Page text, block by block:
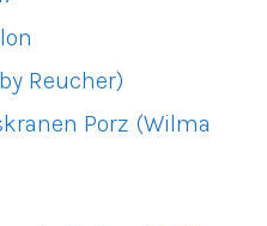
Reucher)
Porz (Wilma